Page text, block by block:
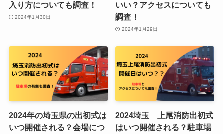
入り方についても調査！
2024年1月30日
いい？アクセスについても
調査！
2024年1月29日
2024年の埼玉県の出初式は
いつ開催される？会場につ
2024埼玉 上尾消防出初式
はいつ開催される？駐車場